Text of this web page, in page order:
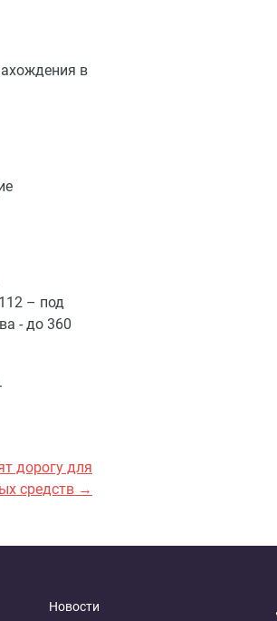
в
– под
- до 360
дорогу для
средств →
Новости